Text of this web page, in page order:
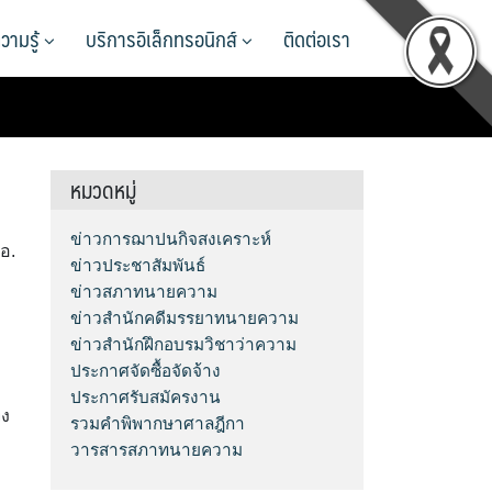
ามรู้ บริการอิเล็กทรอนิกส์ ติดต่อเรา
.
หมวดหมู่
ข่าวการฌาปนกิจสงเคราะห์
ข่าวประชาสัมพันธ์
ข่าวสภาทนายความ
ข่าวสำนักคดีมรรยาทนายความ
ข่าวสำนักฝึกอบรมวิชาว่าความ
ประกาศจัดซื้อจัดจ้าง
ประกาศรับสมัครงาน
รวมคำพิพากษาศาลฎีกา
วารสารสภาทนายความ